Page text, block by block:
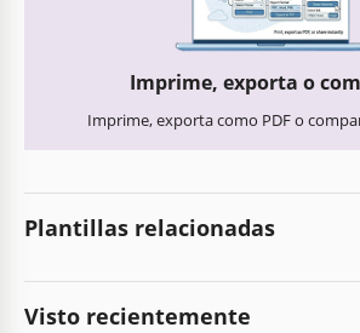
Imprime, exporta o
Imprime, exporta como PDF o
Plantillas relacionadas
Visto recientemente